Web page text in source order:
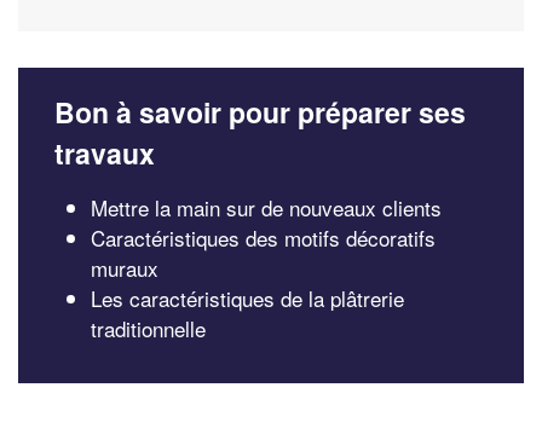
Bon à savoir pour préparer ses
travaux
Mettre la main sur de nouveaux clients
Caractéristiques des motifs décoratifs
muraux
Les caractéristiques de la plâtrerie
traditionnelle